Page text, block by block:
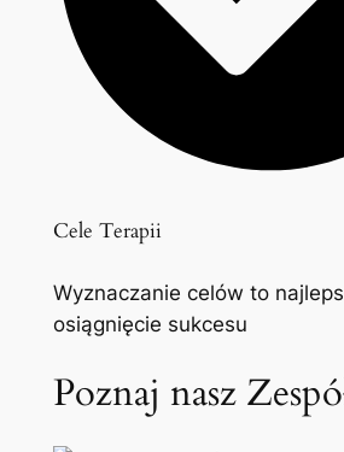
Cele Terapii
Wyznaczanie celów to
osiągnięcie sukcesu
Poznaj nasz